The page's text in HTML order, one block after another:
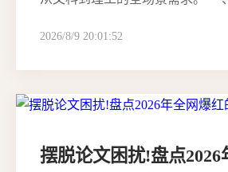
2026/8/9 20:01:52
摆脱论文困扰!盘点2026